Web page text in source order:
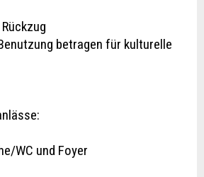
betragen für kulturelle
WC und Foyer